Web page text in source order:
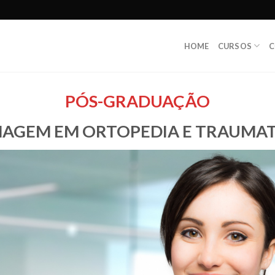
HOME CURSOS
PÓS-GRADUAÇÃO
EM ORTOPEDIA E